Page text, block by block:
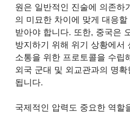
원은 일반적인 진술에 의존하
의 미묘한 차이에 맞게 대응
받아야 합니다. 또한, 중국은
방지하기 위해 위기 상황에서
소통을 위한 프로토콜을 수립
외국 군대 및 외교관과의 명
됩니다.
국제적인 압력도 중요한 역할